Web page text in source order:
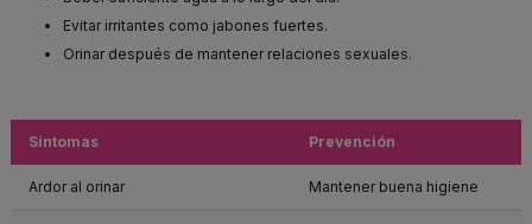
Evitar irritantes como jabones fuertes.
Orinar después de mantener relaciones sexuales.
Síntomas Prevención
Ardor al orinar Mantener buena higiene